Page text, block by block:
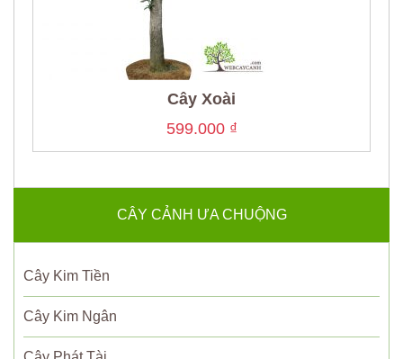
Cây Xoài
599.000 ₫
CÂY CẢNH ƯA CHUỘNG
Cây Kim Tiền
Cây Kim Ngân